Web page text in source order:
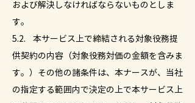
および解決しなければならないものとしま
す。
5.2. 本サービス上で締結される対象役務提
供契約の内容（対象役務対価の金額を含みま
す。）その他の諸条件は、本ナースが、当社
の指定する範囲内で決定の上で本サービス上